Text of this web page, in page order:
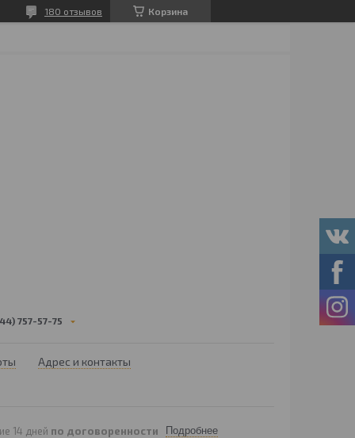
Корзина
180 отзывов
757-57-75
Адрес и контакты
14 дней по договоренности Подробнее